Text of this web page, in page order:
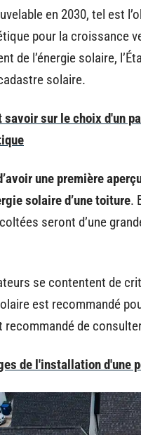
en 2030, tel est
pour la croissance
de l’énergie solaire,
solaire.
savoir sur le choix d'un
une première
solaire d’une toiture.
seront d’une
se contentent de
est recommandé
recommandé de
de l'installation d'une